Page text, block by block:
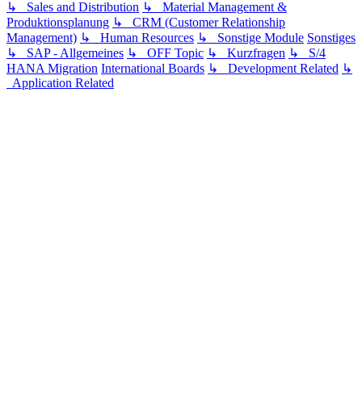
↳ Sales and Distribution ↳ Material Management &
Produktionsplanung ↳ CRM (Customer Relationship
Management) ↳ Human Resources ↳ Sonstige Module Sonstiges
↳ SAP - Allgemeines ↳ OFF Topic ↳ Kurzfragen ↳ S/4
HANA Migration International Boards ↳ Development Related ↳
Application Related